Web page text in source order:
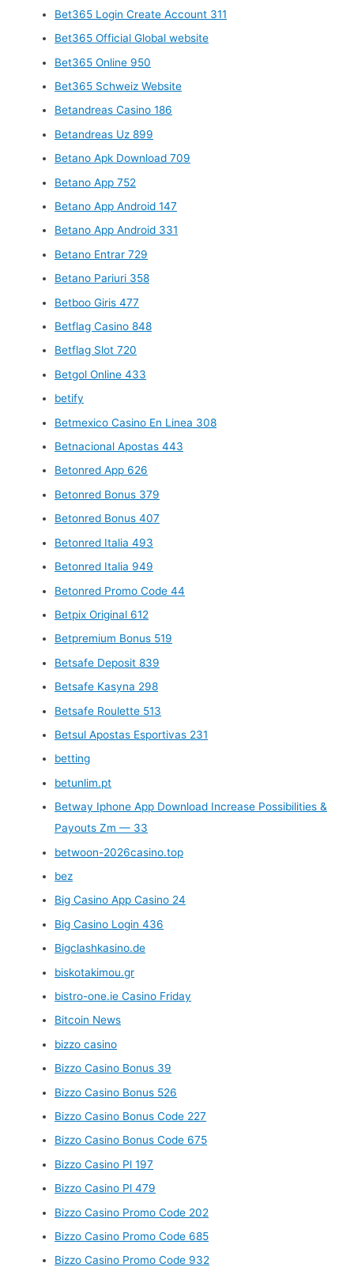
Bet365 Login Create Account 311
Bet365 Official Global website
Bet365 Online 950
Bet365 Schweiz Website
Betandreas Casino 186
Betandreas Uz 899
Betano Apk Download 709
Betano App 752
Betano App Android 147
Betano App Android 331
Betano Entrar 729
Betano Pariuri 358
Betboo Giris 477
Betflag Casino 848
Betflag Slot 720
Betgol Online 433
betify
Betmexico Casino En Linea 308
Betnacional Apostas 443
Betonred App 626
Betonred Bonus 379
Betonred Bonus 407
Betonred Italia 493
Betonred Italia 949
Betonred Promo Code 44
Betpix Original 612
Betpremium Bonus 519
Betsafe Deposit 839
Betsafe Kasyna 298
Betsafe Roulette 513
Betsul Apostas Esportivas 231
betting
betunlim.pt
Betway Iphone App Download Increase Possibilities &
Payouts Zm — 33
betwoon-2026casino.top
bez
Big Casino App Casino 24
Big Casino Login 436
Bigclashkasino.de
biskotakimou.gr
bistro-one.ie Casino Friday
Bitcoin News
bizzo casino
Bizzo Casino Bonus 39
Bizzo Casino Bonus 526
Bizzo Casino Bonus Code 227
Bizzo Casino Bonus Code 675
Bizzo Casino Pl 197
Bizzo Casino Pl 479
Bizzo Casino Promo Code 202
Bizzo Casino Promo Code 685
Bizzo Casino Promo Code 932